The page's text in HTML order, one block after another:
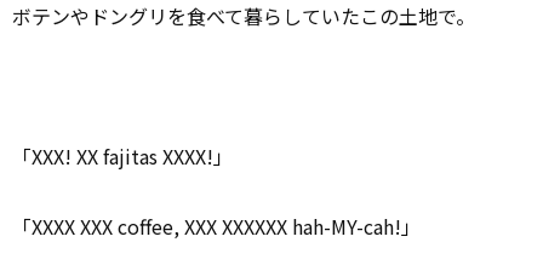
ボテンやドングリを食べて暮らしていたこの土地で。
「XXX! XX fajitas XXXX!」
「XXXX XXX coffee, XXX XXXXXX hah-MY-cah!」